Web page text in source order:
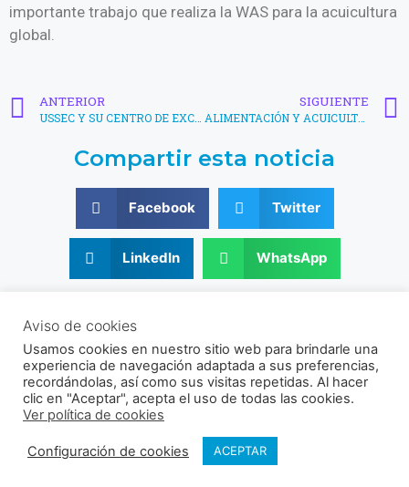
importante trabajo que realiza la WAS para la acuicultura
global.
ANTERIOR SIGUIENTE
ALIMENTACIÓN Y ACUICULTURA INTELIGENTES: AUMENTANDO LA PRODUCCIÓN CAMARONES EN VIETNAM
Compartir esta noticia
Facebook Twitter
LinkedIn WhatsApp
© 2021 - 2026 Sociedad Venezolana de Acuicultura
Av. Universidad, Instituto de Zoología Agrícola, Facultad de
Agronomía UCV, Sector El Limón, Maracay, Aragua, Venezuela.
Política de cookies Política de privacidad
Aviso de cookies
Usamos cookies en nuestro sitio web para brindarle una
experiencia de navegación adaptada a sus preferencias,
recordándolas, así como sus visitas repetidas. Al hacer
clic en "Aceptar", acepta el uso de todas las cookies.
Ver política de cookies
Configuración de cookies ACEPTAR